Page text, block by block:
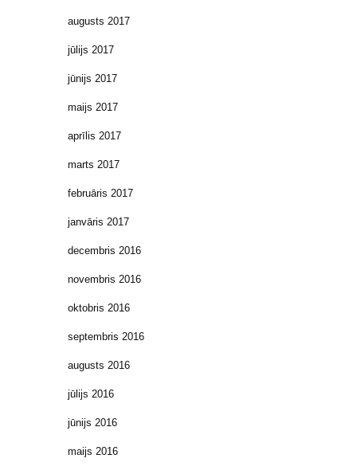
augusts 2017
jūlijs 2017
jūnijs 2017
maijs 2017
aprīlis 2017
marts 2017
februāris 2017
janvāris 2017
decembris 2016
novembris 2016
oktobris 2016
septembris 2016
augusts 2016
jūlijs 2016
jūnijs 2016
maijs 2016